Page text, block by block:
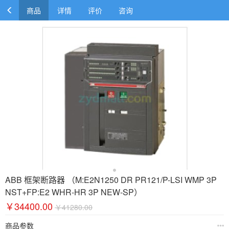
商品 详情 评价 咨询
ABB 框架断路器 （M:E2N1250 DR PR121/P-LSI WMP 3P
NST+FP:E2 WHR-HR 3P NEW-SP）
￥34400.00 ￥41280.00
商品参数